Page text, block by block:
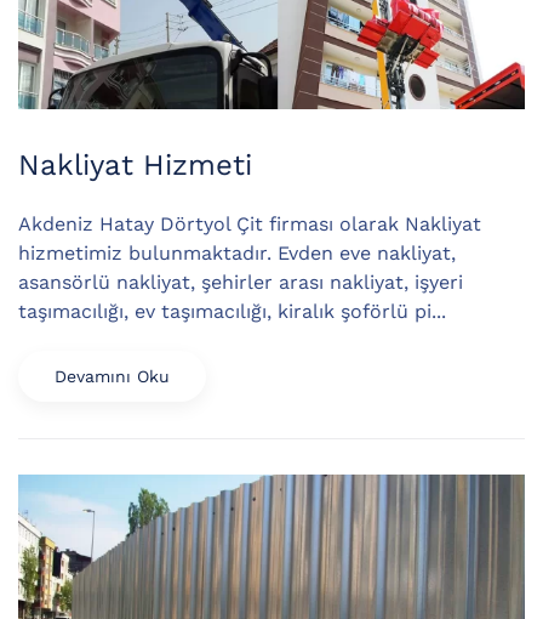
Nakliyat Hizmeti
Akdeniz Hatay Dörtyol Çit firması olarak Nakliyat
hizmetimiz bulunmaktadır. Evden eve nakliyat,
asansörlü nakliyat, şehirler arası nakliyat, işyeri
taşımacılığı, ev taşımacılığı, kiralık şoförlü pi...
Devamını Oku